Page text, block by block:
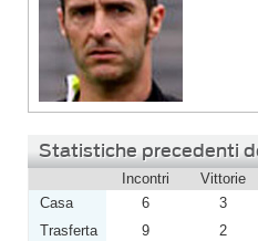
Statistiche precedenti
Incontri Vittorie
Casa
6 3
Trasferta
9 2